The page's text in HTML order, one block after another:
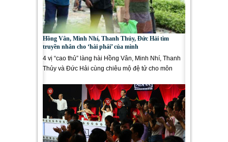
Hồng Vân, Minh Nhí, Thanh Thủy, Đức Hải tìm
truyền nhân cho ‘hài phái’ của mình
4 vị “cao thủ” làng hài Hồng Vân, Minh Nhí, Thanh
Thủy và Đức Hải cùng chiêu mộ đệ tử cho môn